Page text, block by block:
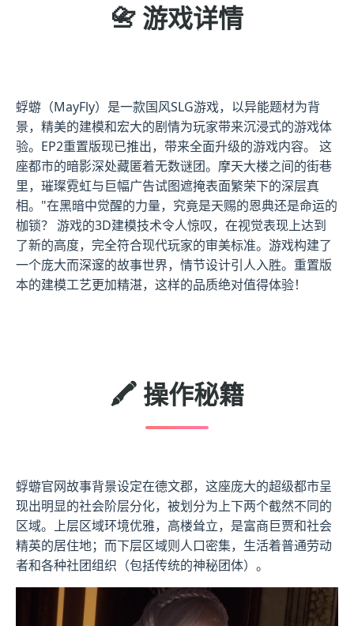
📇 游戏详情
蜉蝣（MayFly）是一款国风SLG游戏，以异能题材为背
景，精美的建模和宏大的剧情为玩家带来沉浸式的游戏体
验。EP2重置版现已推出，带来全面升级的游戏内容。 这
座都市的暗影深处藏匿着无数谜团。摩天大楼之间的街巷
里，璀璨霓虹与巨幅广告试图遮掩表面繁荣下的深层真
相。"在黑暗中觉醒的力量，究竟是天赐的恩典还是命运的
枷锁？ 游戏的3D建模技术令人惊叹，在视觉表现上达到
了新的高度，完全符合现代玩家的审美标准。游戏构建了
一个庞大而深邃的故事世界，情节设计引人入胜。重置版
本的建模工艺更加精湛，这样的品质绝对值得体验！
🖍️ 操作秘籍
蜉蝣官网故事背景设定在德文郡，这座庞大的超级都市呈
现出明显的社会阶层分化，被划分为上下两个截然不同的
区域。上层区域环境优雅，高楼耸立，是富商巨贾和社会
精英的居住地；而下层区域则人口密集，生活着普通劳动
者和各种社团组织（包括传统的神秘团体）。